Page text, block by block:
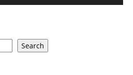
Search